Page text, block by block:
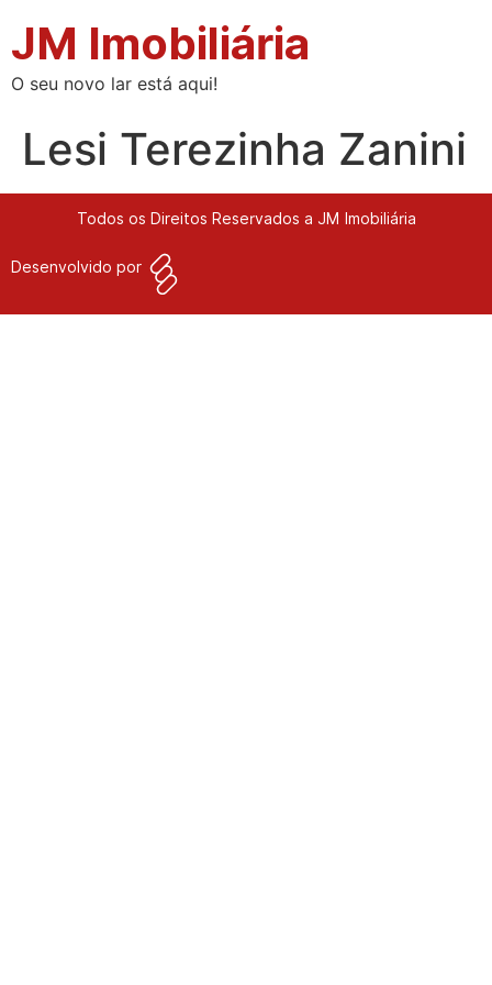
JM Imobiliária
O seu novo lar está aqui!
Lesi Terezinha Zanini
Todos os Direitos Reservados a JM Imobiliária
Desenvolvido por